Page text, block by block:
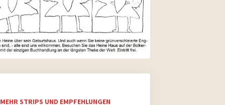
MEHR STRIPS UND EMPFEHLUNGEN